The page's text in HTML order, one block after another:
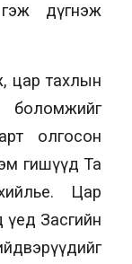
гэж дүгнэж
цар тахлын
олгосон
гишүүд Та
Цар
үед Засгийн